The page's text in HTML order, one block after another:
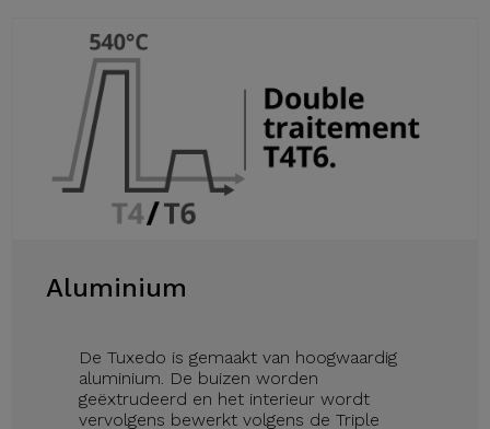
Aluminium
De Tuxedo is gemaakt van hoogwaardig
aluminium. De buizen worden
geëxtrudeerd en het interieur wordt
vervolgens bewerkt volgens de Triple